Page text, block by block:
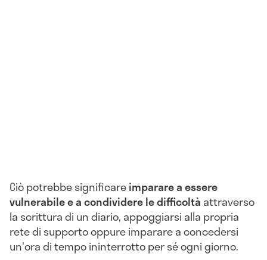
Ciò potrebbe significareimparare a essere
vulnerabile e a condividere le difficoltà attraverso
la scrittura di un diario, appoggiarsi alla propria
rete di supporto oppure imparare a concedersi
un'ora di tempo ininterrotto per sé ogni giorno.